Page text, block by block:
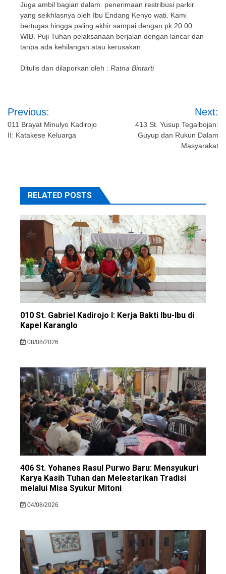
Juga ambil bagian dalam. penerimaan restribusi parkir
yang seikhlasnya oleh Ibu Endang Kenyo wati. Kami
bertugas hingga paling akhir sampai dengan pk 20.00
WIB. Puji Tuhan pelaksanaan berjalan dengan lancar dan
tanpa ada kehilangan atau kerusakan.
Ditulis dan dilaporkan oleh : Ratna Bintarti
Post
navigation
Previous:
011 Brayat Minulyo Kadirojo
II: Katakese Keluarga
Next:
413 St. Yusup Tegalbojan:
Guyup dan Rukun Dalam
Masyarakat
RELATED POSTS
010 St. Gabriel Kadirojo I: Kerja Bakti Ibu-Ibu di
Kapel Karanglo
08/08/2026
406 St. Yohanes Rasul Purwo Baru: Mensyukuri
Karya Kasih Tuhan dan Melestarikan Tradisi
melalui Misa Syukur Mitoni
04/08/2026